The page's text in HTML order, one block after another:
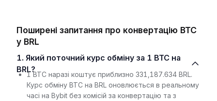
Поширені запитання про конвертацію BTC
у BRL
1. Який поточний курс обміну за 1 BTC на
BRL?
1 BTC наразі коштує приблизно 331,187.634 BRL.
Курс обміну BTC на BRL оновлюється в реальному
часі на Bybit без комісій за конвертацію та з